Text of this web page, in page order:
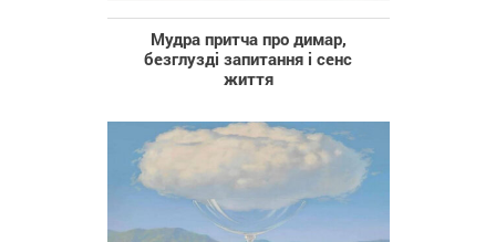
Мудра притча про димар,
безглузді запитання і сенс
життя